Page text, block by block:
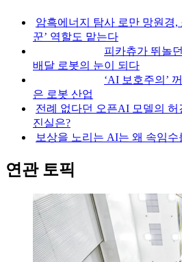
암흑에너지 탐사 로만 망원경,
꾼’ 역할도 맡는다
피카츄가 뛰놀
배달 로봇의 눈이 되다
‘AI 보호주의’
은 로봇 산업
전례 없다던 오픈AI 모델의
진실은?
보상을 노리는 AI는 왜 속임수
연관 토픽